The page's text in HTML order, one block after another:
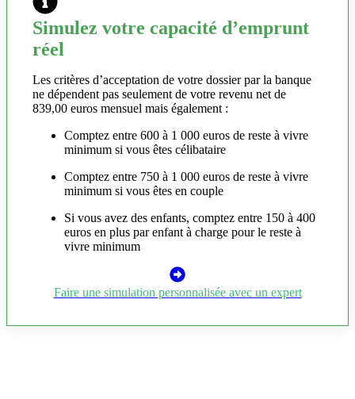
Simulez votre capacité d’emprunt
réel
Les critères d’acceptation de votre dossier par la banque
ne dépendent pas seulement de votre revenu net de
839,00 euros mensuel mais également :
Comptez entre 600 à 1 000 euros de reste à vivre
minimum si vous êtes célibataire
Comptez entre 750 à 1 000 euros de reste à vivre
minimum si vous êtes en couple
Si vous avez des enfants, comptez entre 150 à 400
euros en plus par enfant à charge pour le reste à
vivre minimum
Faire une simulation personnalisée avec un expert